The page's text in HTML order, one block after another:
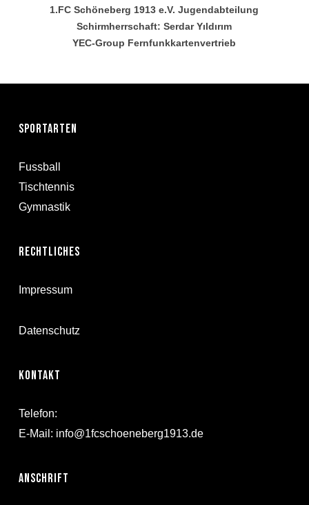
1.FC Schöneberg 1913 e.V. Jugendabteilung
Schirmherrschaft: Serdar Yıldırım
YEC-Group Fernfunkkartenvertrieb
Sportarten
Fussball
Tischtennis
Gymnastik
Rechtliches
Impressum
Datenschutz
Kontakt
Telefon:
E-Mail: info@1fcschoeneberg1913.de
Anschrift